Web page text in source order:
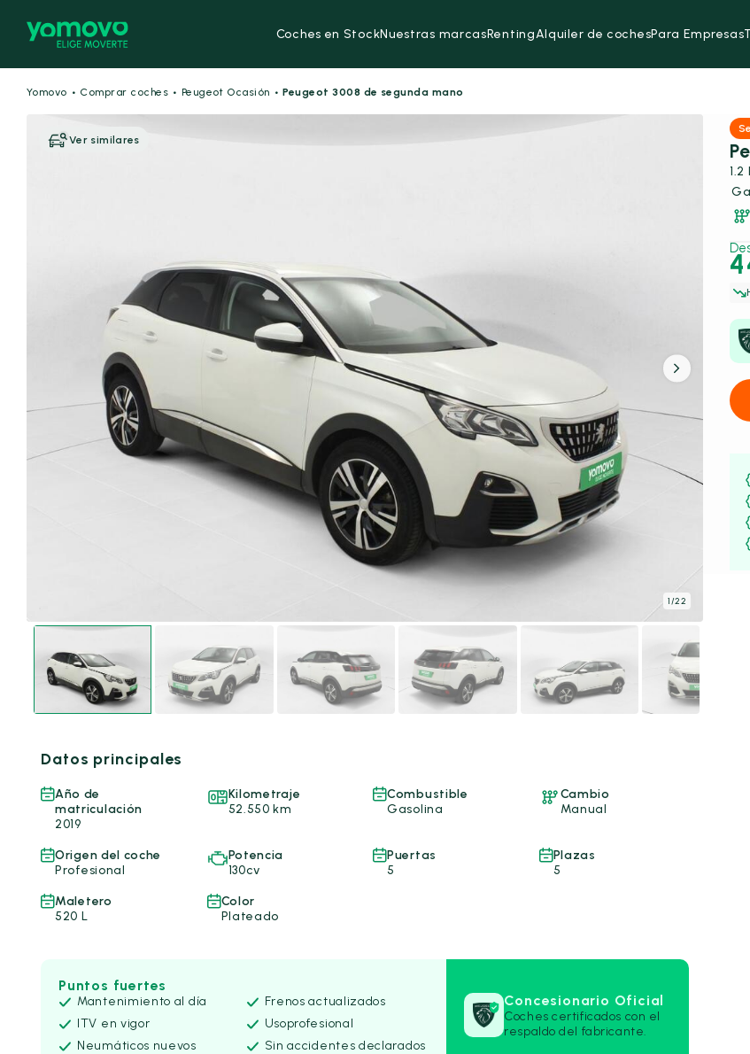
Coches en StockNuestras marcasRentingAlquiler de cochesPara Empresas
Yomovo · Comprar coches · Peugeot Ocasión · Peugeot 3008 de segunda mano
Ver similares
1/22
Datos principales
Año de
matriculación
2019
Kilometraje
52.550 km
Combustible
Gasolina
Cambio
Manual
Origen del coche
Profesional
Potencia
130cv
Puertas
5
Plazas
5
Maletero
520 L
Color
Plateado
Puntos fuertes
Mantenimiento al día
Frenos actualizados
ITV en vigor
Usoprofesional
Neumáticos nuevos
Sin accidentes declarados
Concesionario Oficial
Coches certificados con el
respaldo del fabricante.